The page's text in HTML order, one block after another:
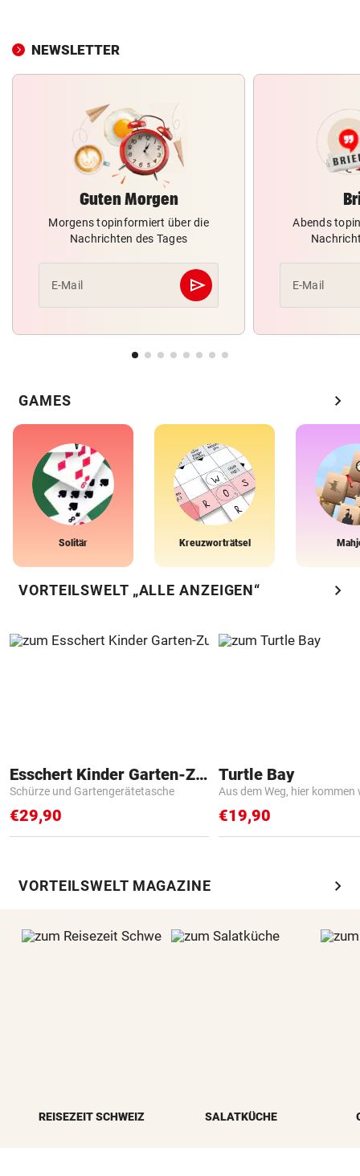
NEWSLETTER
Guten Morgen
Morgens topinformiert über die
Nachrichten des Tages
E-Mail send
Abschicken
Abends
E-Mail
GAMES chevron_right
Solitär Kreuzworträtsel
VORTEILSWELT „ALLE ANZEIGEN“ chevron_right
Esschert Kinder Garten-Zubehör
Schürze und Gartengerätetasche
€29,90
Turtle Bay
Aus dem Weg, hier kommen
€19,90
VORTEILSWELT MAGAZINE chevron_right
REISEZEIT SCHWEIZ SALATKÜCHE